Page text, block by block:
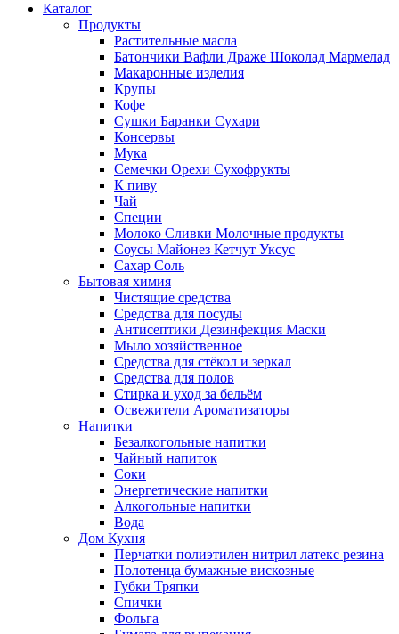
Каталог
Продукты
Растительные масла
Батончики Вафли Драже Шоколад Мармелад
Макаронные изделия
Крупы
Кофе
Сушки Баранки Сухари
Консервы
Мука
Семечки Орехи Сухофрукты
К пиву
Чай
Специи
Молоко Сливки Молочные продукты
Соусы Майонез Кетчут Уксус
Сахар Соль
Бытовая химия
Чистящие средства
Средства для посуды
Антисептики Дезинфекция Маски
Мыло хозяйственное
Средства для стёкол и зеркал
Средства для полов
Стирка и уход за бельём
Освежители Ароматизаторы
Напитки
Безалкогольные напитки
Чайный напиток
Соки
Энергетические напитки
Алкогольные напитки
Вода
Дом Кухня
Перчатки полиэтилен нитрил латекс резина
Полотенца бумажные вискозные
Губки Тряпки
Спички
Фольга